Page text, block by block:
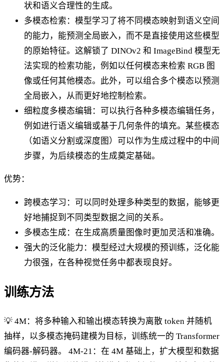
状和语义合理性的生成。
多模态检索：模型学习了将不同模态映射到语义空间
的能力，能预测全局嵌入，而不是直接使用这些模型
的原始特征。这解锁了 DINOv2 和 ImageBind 模型无
法实现的检索功能，例如以任何模态来检索 RGB 图
像或任何其他模态。此外，可以组合多个模态以预测
全局嵌入，从而更好地控制检索。
细粒度多模态编辑：可以执行各种多模态编辑任务，
例如进行语义编辑或基于几何条件的填充。某些模态
（如语义分割或深度图）可以作为生成过程中的中间
步骤，为后续模态的生成奠定基础。
优势：
跨模态学习：可以同时处理多种类型的数据，能够更
好地捕捉到不同类型数据之间的关系。
多模态生成：在生成高质量图像时更加灵活和准确。
强大的泛化能力：模型经过大规模的预训练，泛化能
力很强，在各种视觉任务中都表现良好。
训练方法
💡 4M：将多种输入和输出模态转换为离散 token 并随机
抽样，以多模态掩码建模为目标，训练统一的 Transformer
编码器-解码器。 4M-21：在 4M 基础上，扩大模型和数据